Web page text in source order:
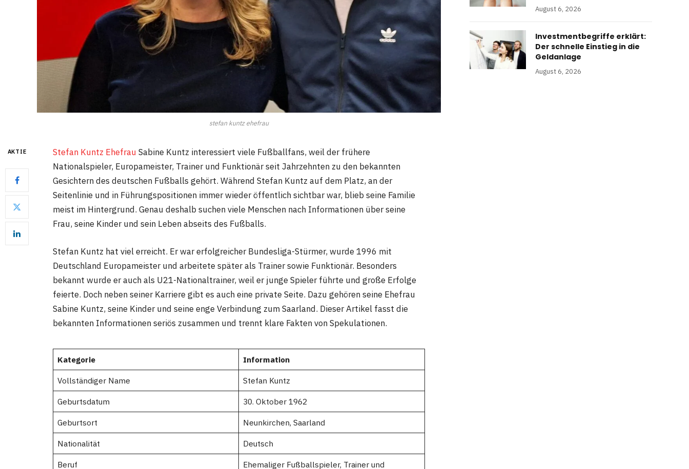
stefan kuntz ehefrau
AKTIE Stefan Kuntz Ehefrau Sabine Kuntz interessiert viele Fußballfans, weil der frühere
Nationalspieler, Europameister, Trainer und Funktionär seit Jahrzehnten zu den bekannten
Gesichtern des deutschen Fußballs gehört. Während Stefan Kuntz auf dem Platz, an der
Seitenlinie und in Führungspositionen immer wieder öffentlich sichtbar war, blieb seine Familie
meist im Hintergrund. Genau deshalb suchen viele Menschen nach Informationen über seine
Frau, seine Kinder und sein Leben abseits des Fußballs.
Stefan Kuntz hat viel erreicht. Er war erfolgreicher Bundesliga-Stürmer, wurde 1996 mit
Deutschland Europameister und arbeitete später als Trainer sowie Funktionär. Besonders
bekannt wurde er auch als U21-Nationaltrainer, weil er junge Spieler führte und große Erfolge
feierte. Doch neben seiner Karriere gibt es auch eine private Seite. Dazu gehören seine Ehefrau
Sabine Kuntz, seine Kinder und seine enge Verbindung zum Saarland. Dieser Artikel fasst die
bekannten Informationen seriös zusammen und trennt klare Fakten von Spekulationen.
Kategorie Information
Vollständiger Name Stefan Kuntz
Geburtsdatum 30. Oktober 1962
Geburtsort Neunkirchen, Saarland
Nationalität Deutsch
Beruf
Ehemaliger Fußballspieler, Trainer und
August 6, 2026
Investmentbegriffe erklärt:
Der schnelle Einstieg in die
Geldanlage
August 6, 2026